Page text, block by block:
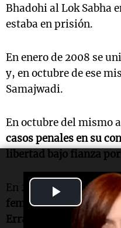
Play
Video
Bhadohi al Lok Sabha
estaba en prisión.
En enero de 2008 se
y, en octubre de ese
Samajwadi.
En octubre del mismo
casos penales en su
libertad bajo fianza
En 2011, Pariharfue
femenina del Consejo
Erradicación de la